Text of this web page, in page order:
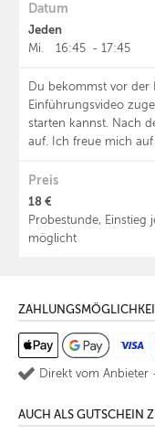
Datum
Jeden
Mi. 16:45 - 17:45
Du bekommst vor der
Einführungsvideo
starten kannst. Nach
auf. Ich freue mich
Preis
18 €
Probestunde, Einstieg
möglicht
Direkt vom Anbieter
AUCH ALS GUTSCHEIN